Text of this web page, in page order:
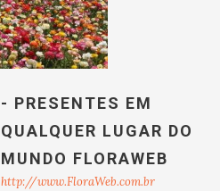
- PRESENTES EM
QUALQUER LUGAR DO
MUNDO FLORAWEB
http://www.FloraWeb.com.br